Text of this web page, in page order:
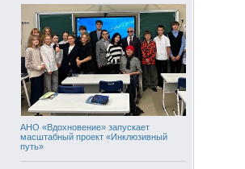
АНО «Вдохновение» запускает
масштабный проект «Инклюзивный
путь»